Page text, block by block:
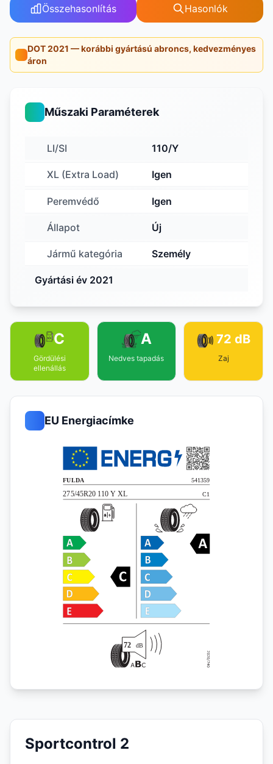
Összehasonlítás Hasonlók
DOT 2021 — korábbi gyártású abroncs, kedvezményes
áron
Műszaki Paraméterek
LI/SI 110/Y
XL (Extra Load) Igen
Peremvédő Igen
Állapot Új
Jármű kategória Személy
Gyártási év 2021
C
Gördülési
ellenállás
A
Nedves tapadás
72 dB
Zaj
EU Energiacímke
Sportcontrol 2